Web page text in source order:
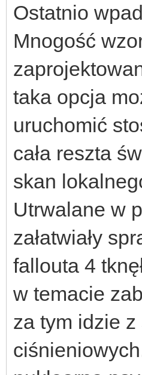
Ostatnio
Mnogość
taka opcja
uruchomić
cała reszta
skan
Utrwalane w
załatwiały
fallouta 4
w temacie
za tym idzie